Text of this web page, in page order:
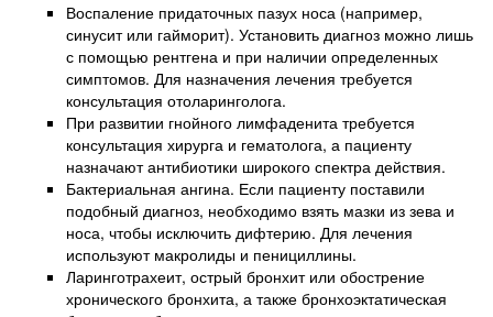
Воспаление придаточных пазух носа (например,
синусит или гайморит). Установить диагноз можно лишь
с помощью рентгена и при наличии определенных
симптомов. Для назначения лечения требуется
консультация отоларинголога.
При развитии гнойного лимфаденита требуется
консультация хирурга и гематолога, а пациенту
назначают антибиотики широкого спектра действия.
Бактериальная ангина. Если пациенту поставили
подобный диагноз, необходимо взять мазки из зева и
носа, чтобы исключить дифтерию. Для лечения
используют макролиды и пенициллины.
Ларинготрахеит, острый бронхит или обострение
хронического бронхита, а также бронхоэктатическая